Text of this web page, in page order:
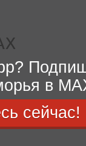
в
сейчас!